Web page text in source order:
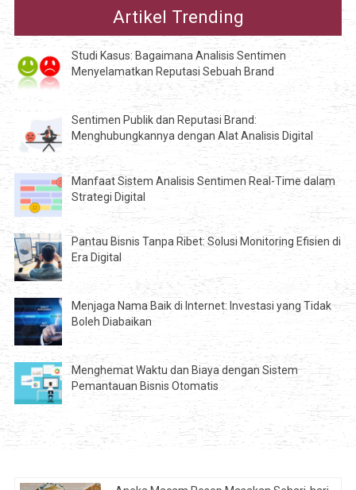
Artikel Trending
Studi Kasus: Bagaimana Analisis Sentimen
Menyelamatkan Reputasi Sebuah Brand
Sentimen Publik dan Reputasi Brand:
Menghubungkannya dengan Alat Analisis Digital
Manfaat Sistem Analisis Sentimen Real-Time dalam
Strategi Digital
Pantau Bisnis Tanpa Ribet: Solusi Monitoring Efisien di
Era Digital
Menjaga Nama Baik di Internet: Investasi yang Tidak
Boleh Diabaikan
Menghemat Waktu dan Biaya dengan Sistem
Pemantauan Bisnis Otomatis